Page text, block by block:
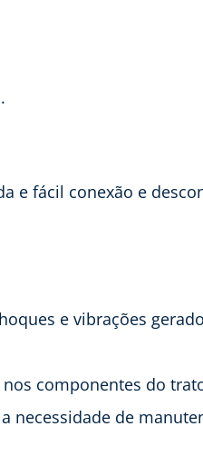
e fácil conexão e
e vibrações
componentes do
necessidade de